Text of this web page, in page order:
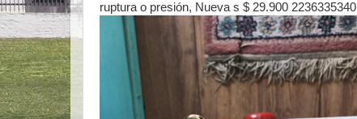
ruptura o presión, Nueva s $ 29.900 2236335340